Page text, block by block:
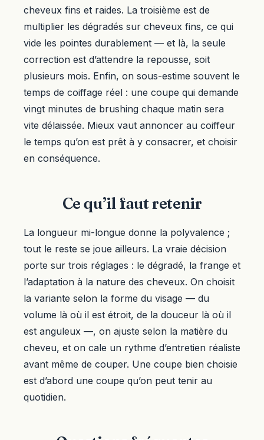
cheveux fins et raides. La troisième est de
multiplier les dégradés sur cheveux fins, ce qui
vide les pointes durablement — et là, la seule
correction est d’attendre la repousse, soit
plusieurs mois. Enfin, on sous-estime souvent le
temps de coiffage réel : une coupe qui demande
vingt minutes de brushing chaque matin sera
vite délaissée. Mieux vaut annoncer au coiffeur
le temps qu’on est prêt à y consacrer, et choisir
en conséquence.
Ce qu’il faut retenir
La longueur mi-longue donne la polyvalence ;
tout le reste se joue ailleurs. La vraie décision
porte sur trois réglages : le dégradé, la frange et
l’adaptation à la nature des cheveux. On choisit
la variante selon la forme du visage — du
volume là où il est étroit, de la douceur là où il
est anguleux —, on ajuste selon la matière du
cheveu, et on cale un rythme d’entretien réaliste
avant même de couper. Une coupe bien choisie
est d’abord une coupe qu’on peut tenir au
quotidien.